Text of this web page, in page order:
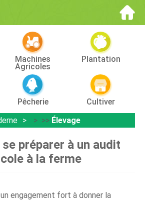
Machines
Agricoles
Plantation
Pêcherie
Cultiver
> >> Élevage
préparer à un audit
à la ferme
engagement fort à donner la